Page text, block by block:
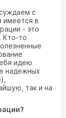
с
имеется в
- это
Кто-то
идею
надежных
так и на